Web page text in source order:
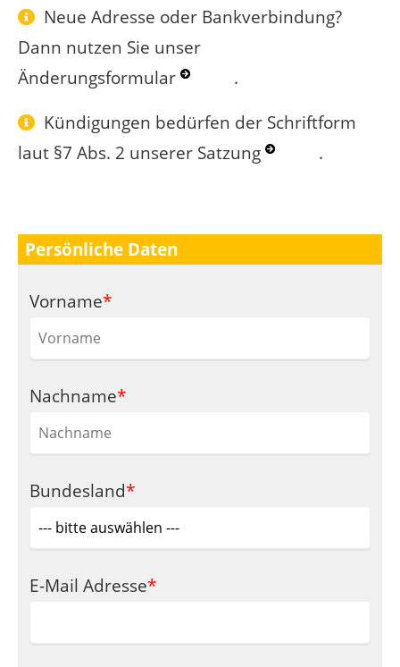
Neue Adresse oder Bankverbindung?
Dann nutzen Sie unser
Änderungsformular
.
Kündigungen bedürfen der Schriftform
laut §7 Abs. 2 unserer Satzung .
Persönliche Daten
Pflichtfeld
Vorname*
Pflichtfeld
Nachname*
Pflichtfeld
Bundesland*
Pflichtfeld
E-Mail Adresse*